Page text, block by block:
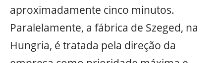
aproximadamente cinco minutos.
Paralelamente, a fábrica de Szeged, na
Hungria, é tratada pela direção da